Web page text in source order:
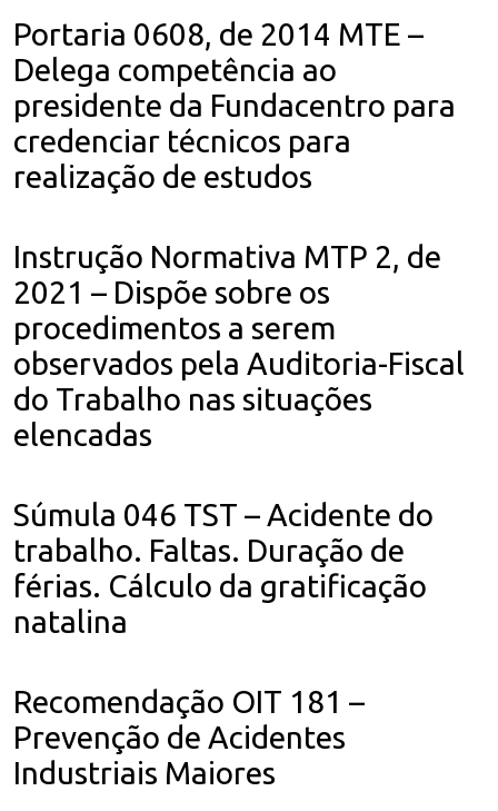
Portaria 0608, de 2014 MTE –
Delega competência ao
presidente da Fundacentro para
credenciar técnicos para
realização de estudos
Instrução Normativa MTP 2, de
2021 – Dispõe sobre os
procedimentos a serem
observados pela Auditoria-Fiscal
do Trabalho nas situações
elencadas
Súmula 046 TST – Acidente do
trabalho. Faltas. Duração de
férias. Cálculo da gratificação
natalina
Recomendação OIT 181 –
Prevenção de Acidentes
Industriais Maiores